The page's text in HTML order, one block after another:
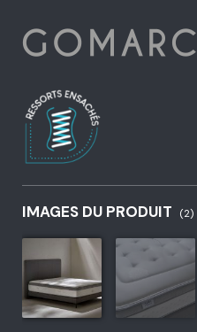
IMAGES DU PRODUIT (2)